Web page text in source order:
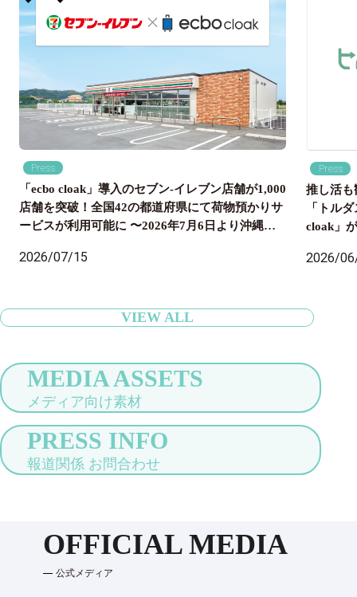
Press
「ecbo cloak」導入のセブン‐イレブン店舗が1,000
店舗を突破！全国42の都道府県にて荷物預かりサ
ービスが利用可能に 〜2026年7月6日より沖縄県
行者の身軽な旅をサポート〜
2026/07/15
Press
推し活
「トル
cloak」
2026/
VIEW ALL
MEDIA ASSETS
メディア向け素材
PRESS INFO
報道関係 お問合わせ
OFFICIAL MEDIA
公式メディア